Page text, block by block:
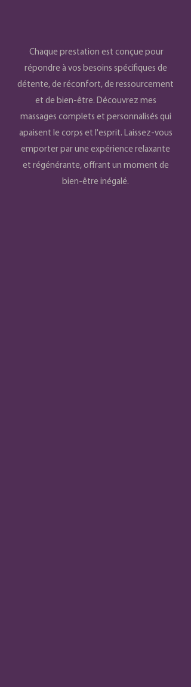
Chaque prestation est conçue pour
répondre à vos besoins spécifiques de
détente, de réconfort, de ressourcement
et de bien-être. Découvrez mes
massages complets et personnalisés qui
apaisent le corps et l'esprit. Laissez-vous
emporter par une expérience relaxante
et régénérante, offrant un moment de
bien-être inégalé.